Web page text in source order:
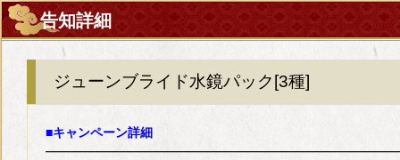
告知詳細
ジューンブライド水鏡パック[3種]
■キャンペーン詳細